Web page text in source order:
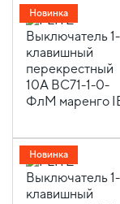
Новинка
Новинка